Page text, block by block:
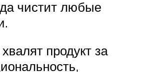
чистит любые
продукт за